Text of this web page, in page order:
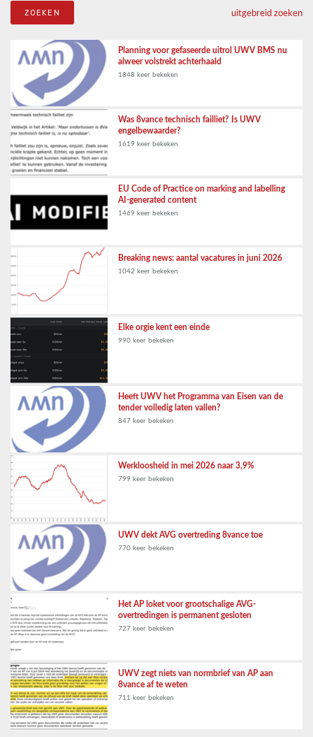
uitgebreid zoeken
Planning voor gefaseerde uitrol UWV BMS nu
alweer volstrekt achterhaald
1848 keer bekeken
Was 8vance technisch failliet? Is UWV
engelbewaarder?
1619 keer bekeken
EU Code of Practice on marking and labelling
AI-generated content
1469 keer bekeken
Breaking news: aantal vacatures in juni 2026
1042 keer bekeken
Elke orgie kent een einde
990 keer bekeken
Heeft UWV het Programma van Eisen van de
tender volledig laten vallen?
847 keer bekeken
Werkloosheid in mei 2026 naar 3,9%
799 keer bekeken
UWV dekt AVG overtreding 8vance toe
770 keer bekeken
Het AP loket voor grootschalige AVG-
overtredingen is permanent gesloten
727 keer bekeken
UWV zegt niets van normbrief van AP aan
8vance af te weten
711 keer bekeken